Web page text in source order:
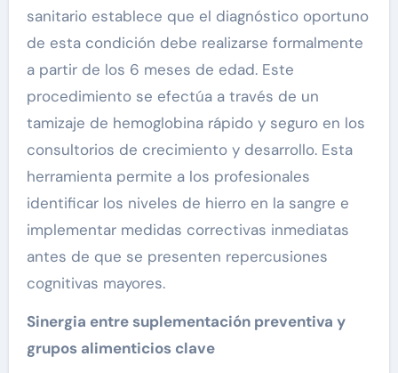
sanitario establece que el diagnóstico oportuno
de esta condición debe realizarse formalmente
a partir de los 6 meses de edad. Este
procedimiento se efectúa a través de un
tamizaje de hemoglobina rápido y seguro en los
consultorios de crecimiento y desarrollo. Esta
herramienta permite a los profesionales
identificar los niveles de hierro en la sangre e
implementar medidas correctivas inmediatas
antes de que se presenten repercusiones
cognitivas mayores.
Sinergia entre suplementación preventiva y
grupos alimenticios clave